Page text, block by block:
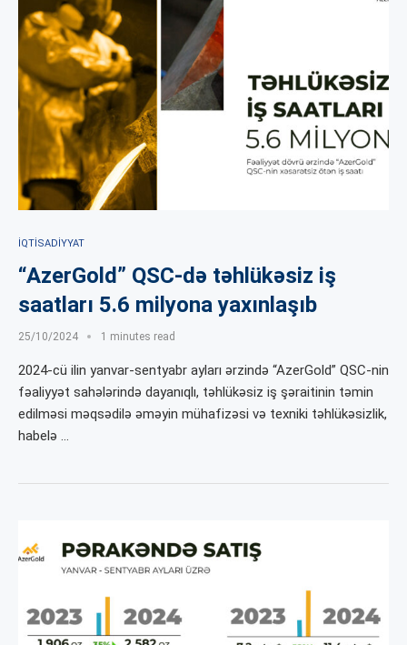
İQTISADIYYAT
“AzerGold” QSC-də təhlükəsiz iş
saatları 5.6 milyona yaxınlaşıb
25/10/2024 1 minutes read
2024-cü ilin yanvar-sentyabr ayları ərzində “AzerGold” QSC-nin
fəaliyyət sahələrində dayanıqlı, təhlükəsiz iş şəraitinin təmin
edilməsi məqsədilə əməyin mühafizəsi və texniki təhlükəsizlik,
habelə …